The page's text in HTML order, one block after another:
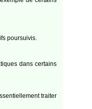
poursuivis.
dans certains
traiter